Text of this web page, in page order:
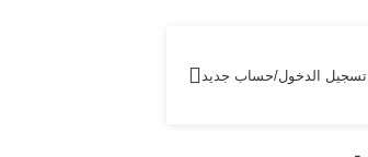
تسجيل الدخول/حساب جديد